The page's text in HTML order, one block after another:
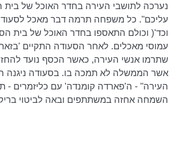
נערכה לתושבי העירה בחדר האוכל של בית
עליכם". כל משפחה תרמה דבר מאכל
וכד'( וכולם התאספו בחדר האוכל של בית
עמוסי מאכלים. לאחר הסעודה התקיים
שתרמו אנשי העירה, כאשר הכסף נועד
אשר הממשלה לא תמכה בו. בסעודה ניגנה
העירה" - ה'פארדה קומנדה' עם כליזמרים -
השמחה אחזה במשתתפים ובאה לביטוי